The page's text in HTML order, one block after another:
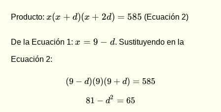
= 27
27
=
Producto:x(x+d)
(x+2d)
= 585
x(x + d)(x + 2d) = 585 (Ecuación 2)
De la Ecuación 1:x
d
x = 9 − d. Sustituyendo en la
Ecuación 2:
(9-d)(9)(9+d) = 585
(9 − d)(9)(9 + d) = 585
81 - d^2 = 65
81 − d2 = 65